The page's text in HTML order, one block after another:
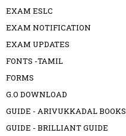
EXAM ESLC
EXAM NOTIFICATION
EXAM UPDATES
FONTS -TAMIL
FORMS
G.O DOWNLOAD
GUIDE - ARIVUKKADAL BOOKS
GUIDE - BRILLIANT GUIDE